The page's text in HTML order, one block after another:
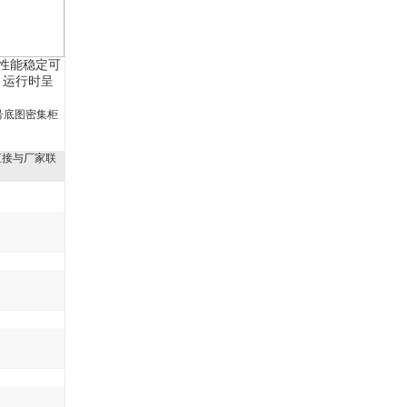
能稳定可
行时呈
底图密集柜
与厂家联